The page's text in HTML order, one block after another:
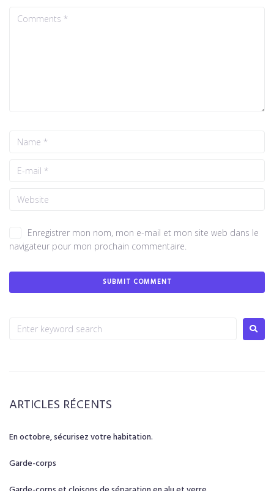
Enregistrer mon nom, mon e-mail et mon site web dans le
navigateur pour mon prochain commentaire.
ARTICLES RÉCENTS
En octobre, sécurisez votre habitation.
Garde-corps